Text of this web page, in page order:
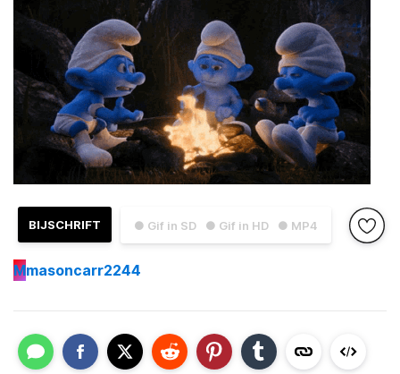
● Gif in SD ● Gif in HD ● MP4
BIJSCHRIFT
Mmasoncarr2244